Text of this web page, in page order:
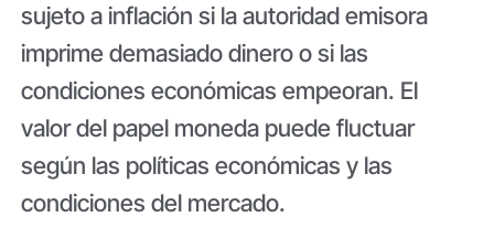
sujeto a inflación si la autoridad emisora ​​
imprime demasiado dinero o si las
condiciones económicas empeoran. El
valor del papel moneda puede fluctuar
según las políticas económicas y las
condiciones del mercado.